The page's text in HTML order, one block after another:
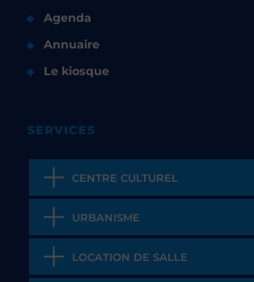
Agenda
Annuaire
Le kiosque
SERVICES
CENTRE CULTUREL
URBANISME
LOCATION DE SALLE